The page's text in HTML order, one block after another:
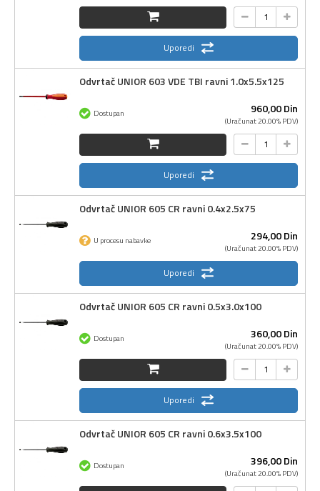
Uporedi
Odvrtač UNIOR 603 VDE TBI ravni 1.0x5.5x125
960,00Din
(Uračunat 20.00% PDV)
Dostupan
Uporedi
Odvrtač UNIOR 605 CR ravni 0.4x2.5x75
294,00Din
(Uračunat 20.00% PDV)
U procesu nabavke
Uporedi
Odvrtač UNIOR 605 CR ravni 0.5x3.0x100
360,00Din
(Uračunat 20.00% PDV)
Dostupan
Uporedi
Odvrtač UNIOR 605 CR ravni 0.6x3.5x100
396,00Din
(Uračunat 20.00% PDV)
Dostupan